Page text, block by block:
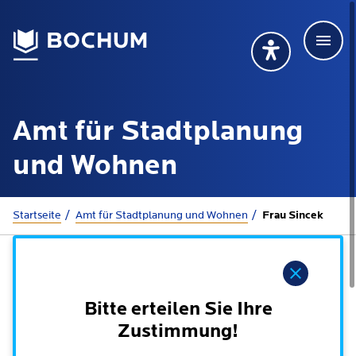
Übersetzung
Deutsch
Amt für Stadtplanung
und Wohnen
Startseite Amt für Stadtplanung und Wohnen Frau Sincek
Bitte erteilen Sie Ihre
Zustimmung!
Übersetzung wählen (öffnet sich in Google
Deutsch
115 anrufen
Rathaus
Dienstleistungen von A-Z
Online-Terminbuchung
Dienstleistungen nach Lebenslagen